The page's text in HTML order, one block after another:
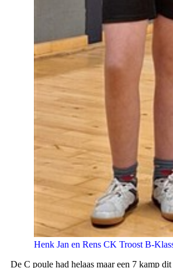
Henk Jan en Rens CK Troost B-
De C poule had helaas maar een 7 kamp